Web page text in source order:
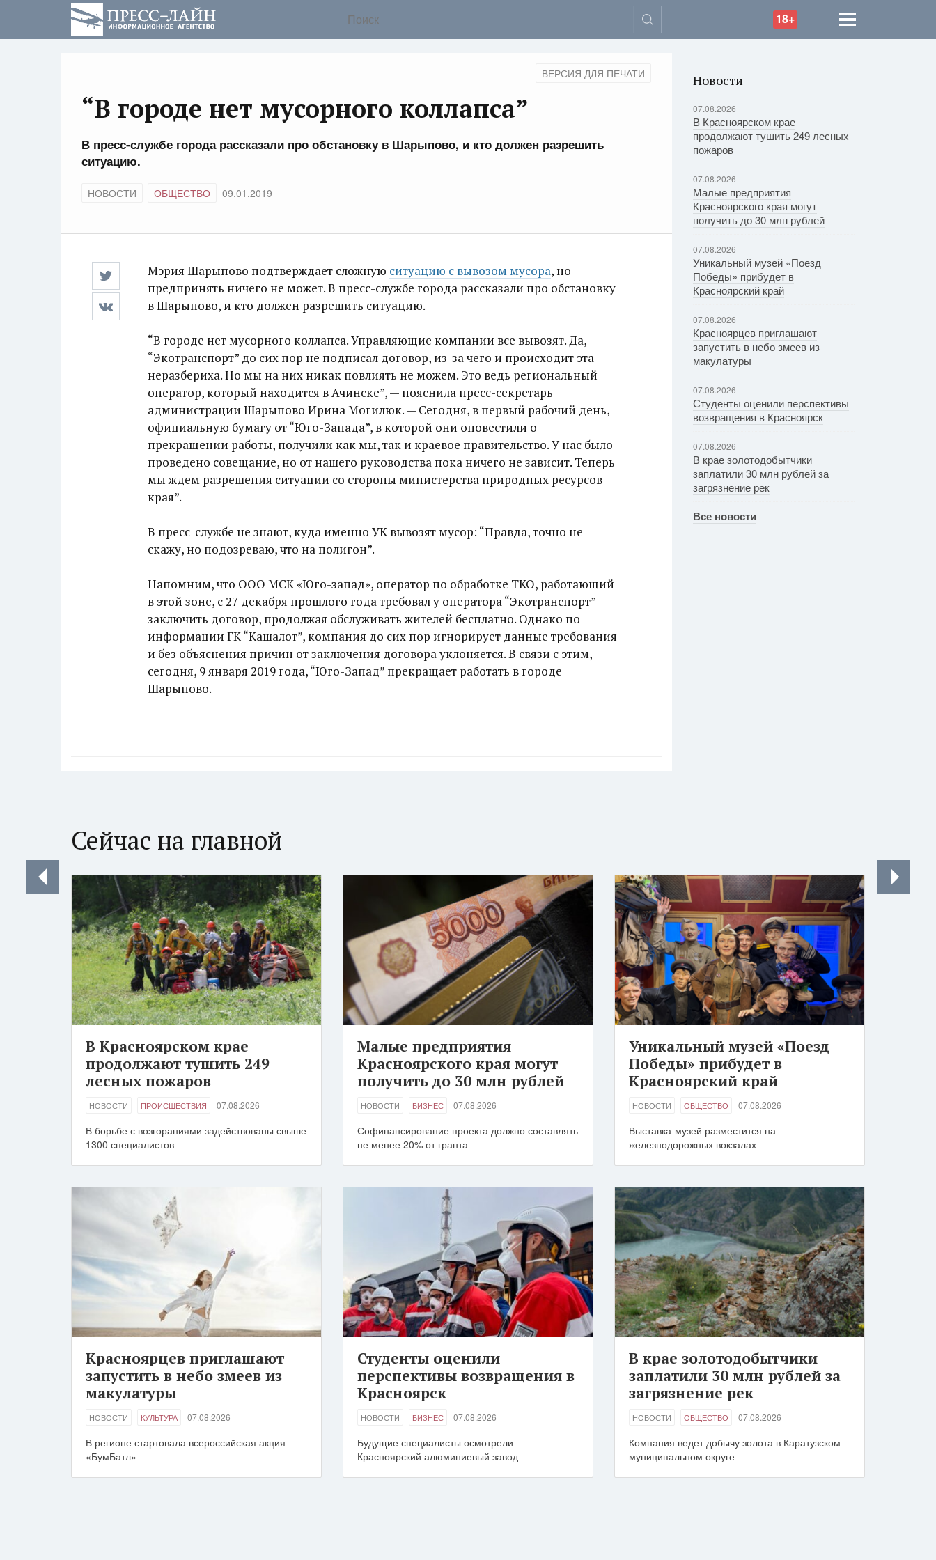
18+
ВЕРСИЯ ДЛЯ ПЕЧАТИ
“В городе нет мусорного коллапса”
В пресс-службе города рассказали про обстановку в Шарыпово, и кто должен разрешить
ситуацию.
НОВОСТИ ОБЩЕСТВО 09.01.2019
Мэрия Шарыпово подтверждает сложную ситуацию с вывозом мусора, но
предпринять ничего не может. В пресс-службе города рассказали про обстановку
в Шарыпово, и кто должен разрешить ситуацию.
“В городе нет мусорного коллапса. Управляющие компании все вывозят. Да,
“Экотранспорт” до сих пор не подписал договор, из-за чего и происходит эта
неразбериха. Но мы на них никак повлиять не можем. Это ведь региональный
оператор, который находится в Ачинске”, — пояснила пресс-секретарь
администрации Шарыпово Ирина Могилюк. — Сегодня, в первый рабочий день,
официальную бумагу от “Юго-Запада”, в которой они оповестили о
прекращении работы, получили как мы, так и краевое правительство. У нас было
проведено совещание, но от нашего руководства пока ничего не зависит. Теперь
мы ждем разрешения ситуации со стороны министерства природных ресурсов
края”.
В пресс-службе не знают, куда именно УК вывозят мусор: “Правда, точно не
скажу, но подозреваю, что на полигон”.
Напомним, что ООО МСК «Юго-запад», оператор по обработке ТКО, работающий
в этой зоне, с 27 декабря прошлого года требовал у оператора “Экотранспорт”
заключить договор, продолжая обслуживать жителей бесплатно. Однако по
информации ГК “Кашалот”, компания до сих пор игнорирует данные требования
и без объяснения причин от заключения договора уклоняется. В связи с этим,
сегодня, 9 января 2019 года, “Юго-Запад” прекращает работать в городе
Шарыпово.
Новости
07.08.2026
В Красноярском крае
продолжают тушить 249 лесных
пожаров
07.08.2026
Малые предприятия
Красноярского края могут
получить до 30 млн рублей
07.08.2026
Уникальный музей «Поезд
Победы» прибудет в
Красноярский край
07.08.2026
Красноярцев приглашают
запустить в небо змеев из
макулатуры
07.08.2026
Студенты оценили перспективы
возвращения в Красноярск
07.08.2026
В крае золотодобытчики
заплатили 30 млн рублей за
загрязнение рек
Все новости
Сейчас на главной
В Красноярском крае
продолжают тушить 249
лесных пожаров
НОВОСТИ ПРОИСШЕСТВИЯ 07.08.2026
В борьбе с возгораниями задействованы свыше
1300 специалистов
Малые предприятия
Красноярского края могут
получить до 30 млн рублей
НОВОСТИ БИЗНЕС 07.08.2026
Софинансирование проекта должно составлять
не менее 20% от гранта
Уникальный музей «Поезд
Победы» прибудет в
Красноярский край
НОВОСТИ ОБЩЕСТВО 07.08.2026
Выставка-музей разместится на
железнодорожных вокзалах
Красноярцев приглашают
запустить в небо змеев из
макулатуры
НОВОСТИ КУЛЬТУРА 07.08.2026
В регионе стартовала всероссийская акция
«БумБатл»
Студенты оценили
перспективы возвращения в
Красноярск
НОВОСТИ БИЗНЕС 07.08.2026
Будущие специалисты осмотрели
Красноярский алюминиевый завод
В крае золотодобытчики
заплатили 30 млн рублей за
загрязнение рек
НОВОСТИ ОБЩЕСТВО 07.08.2026
Компания ведет добычу золота в Каратузском
муниципальном округе